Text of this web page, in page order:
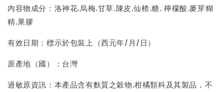
內容物成分：洛神花.烏梅.甘草.陳皮.仙楂.糖. 檸檬酸.麥芽糊
精.果膠
有效日期：標示於包裝上（西元年/月/日）
原產地（國）：台灣
過敏原資訊：本產品含有麩質之穀物.柑橘類科及其製品，不